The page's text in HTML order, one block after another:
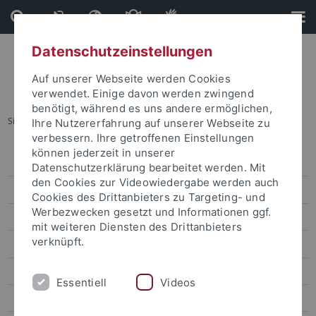
Direkt
zum
Inhalt
Direkt
zur
Fußleiste
Sie sind hier: Startseite ... Pressemitteilungen
Pressemitteilungen
Archiv
attempto online
Newsletter Uni Tübingen aktuell
Datenschutzeinstellungen
Auf unserer Webseite werden Cookies
verwendet. Einige davon werden zwingend
benötigt, während es uns andere ermöglichen,
Ihre Nutzererfahrung auf unserer Webseite zu
verbessern. Ihre getroffenen Einstellungen
können jederzeit in unserer
Datenschutzerklärung bearbeitet werden. Mit
den Cookies zur Videowiedergabe werden auch
Cookies des Drittanbieters zu Targeting- und
Werbezwecken gesetzt und Informationen ggf.
mit weiteren Diensten des Drittanbieters
verknüpft.
Essentiell Videos